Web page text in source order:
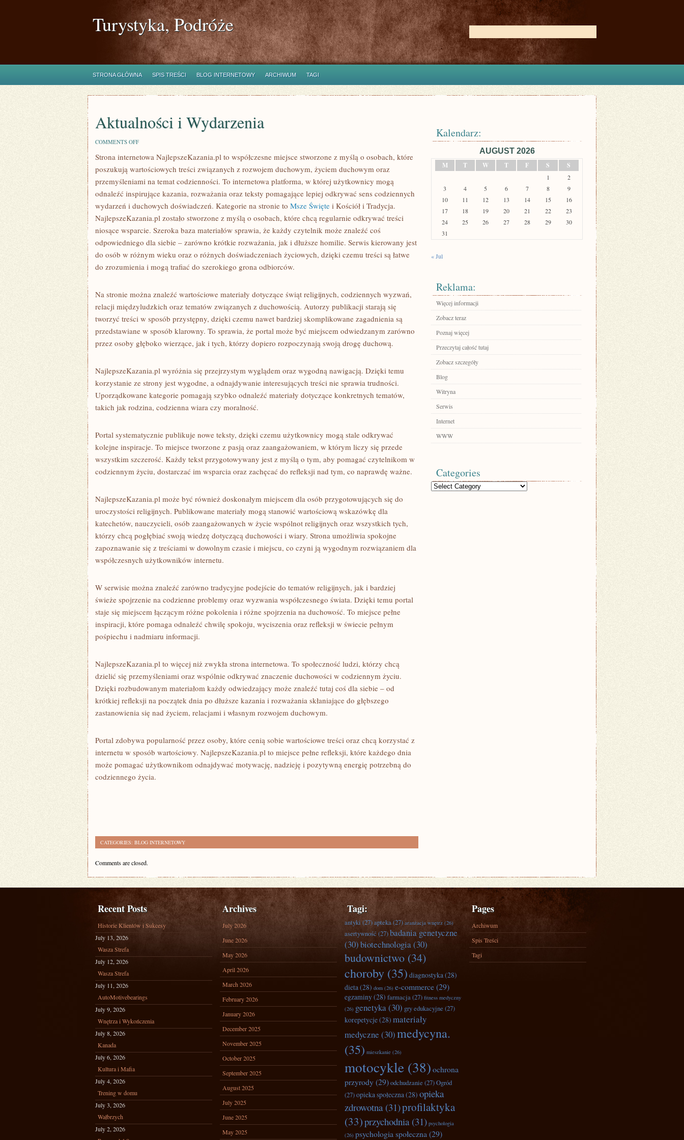
Turystyka, Podróże
STRONA GŁÓWNA SPIS TREŚCI BLOG INTERNETOWY ARCHIWUM TAGI
Aktualności i Wydarzenia
COMMENTS OFFON
I
WYDARZENIA
Strona internetowa NajlepszeKazania.pl to współczesne miejsce stworzone z myślą o osobach, które
poszukują wartościowych treści związanych z rozwojem duchowym, życiem duchowym oraz
przemyśleniami na temat codzienności. To internetowa platforma, w której użytkownicy mogą
odnaleźć inspirujące kazania, rozważania oraz teksty pomagające lepiej odkrywać sens codziennych
wydarzeń i duchowych doświadczeń. Kategorie na stronie to Msze Święte i Kościół i Tradycja.
NajlepszeKazania.pl zostało stworzone z myślą o osobach, które chcą regularnie odkrywać treści
niosące wsparcie. Szeroka baza materiałów sprawia, że każdy czytelnik może znaleźć coś
odpowiedniego dla siebie – zarówno krótkie rozważania, jak i dłuższe homilie. Serwis kierowany jest
do osób w różnym wieku oraz o różnych doświadczeniach życiowych, dzięki czemu treści są łatwe
do zrozumienia i mogą trafiać do szerokiego grona odbiorców.
Na stronie można znaleźć wartościowe materiały dotyczące świąt religijnych, codziennych wyzwań,
relacji międzyludzkich oraz tematów związanych z duchowością. Autorzy publikacji starają się
tworzyć treści w sposób przystępny, dzięki czemu nawet bardziej skomplikowane zagadnienia są
przedstawiane w sposób klarowny. To sprawia, że portal może być miejscem odwiedzanym zarówno
przez osoby głęboko wierzące, jak i tych, którzy dopiero rozpoczynają swoją drogę duchową.
NajlepszeKazania.pl wyróżnia się przejrzystym wyglądem oraz wygodną nawigacją. Dzięki temu
korzystanie ze strony jest wygodne, a odnajdywanie interesujących treści nie sprawia trudności.
Uporządkowane kategorie pomagają szybko odnaleźć materiały dotyczące konkretnych tematów,
takich jak rodzina, codzienna wiara czy moralność.
Portal systematycznie publikuje nowe teksty, dzięki czemu użytkownicy mogą stale odkrywać
kolejne inspiracje. To miejsce tworzone z pasją oraz zaangażowaniem, w którym liczy się przede
wszystkim szczerość. Każdy tekst przygotowywany jest z myślą o tym, aby pomagać czytelnikom w
codziennym życiu, dostarczać im wsparcia oraz zachęcać do refleksji nad tym, co naprawdę ważne.
NajlepszeKazania.pl może być również doskonałym miejscem dla osób przygotowujących się do
uroczystości religijnych. Publikowane materiały mogą stanowić wartościową wskazówkę dla
katechetów, nauczycieli, osób zaangażowanych w życie wspólnot religijnych oraz wszystkich tych,
którzy chcą pogłębiać swoją wiedzę dotyczącą duchowości i wiary. Strona umożliwia spokojne
zapoznawanie się z treściami w dowolnym czasie i miejscu, co czyni ją wygodnym rozwiązaniem dla
współczesnych użytkowników internetu.
W serwisie można znaleźć zarówno tradycyjne podejście do tematów religijnych, jak i bardziej
świeże spojrzenie na codzienne problemy oraz wyzwania współczesnego świata. Dzięki temu portal
staje się miejscem łączącym różne pokolenia i różne spojrzenia na duchowość. To miejsce pełne
inspiracji, które pomaga odnaleźć chwilę spokoju, wyciszenia oraz refleksji w świecie pełnym
pośpiechu i nadmiaru informacji.
NajlepszeKazania.pl to więcej niż zwykła strona internetowa. To społeczność ludzi, którzy chcą
dzielić się przemyśleniami oraz wspólnie odkrywać znaczenie duchowości w codziennym życiu.
Dzięki rozbudowanym materiałom każdy odwiedzający może znaleźć tutaj coś dla siebie – od
krótkiej refleksji na początek dnia po dłuższe kazania i rozważania skłaniające do głębszego
zastanowienia się nad życiem, relacjami i własnym rozwojem duchowym.
Portal zdobywa popularność przez osoby, które cenią sobie wartościowe treści oraz chcą korzystać z
internetu w sposób wartościowy. NajlepszeKazania.pl to miejsce pełne refleksji, które każdego dnia
może pomagać użytkownikom odnajdywać motywację, nadzieję i pozytywną energię potrzebną do
codziennego życia.
CATEGORIES: BLOG INTERNETOWY
Comments are closed.
Kalendarz:
AUGUST 2026
M
T W T F S S
1
2
3
4 5 6 7 8
9
10
11 12 13 14 15
16
17
18 19 20 21 22
23
24
25 26 27 28 29
30
31
« Jul
Reklama:
Więcej informacji
Zobacz teraz
Poznaj więcej
Przeczytaj całość tutaj
Zobacz szczegóły
Blog
Witryna
Serwis
Internet
WWW
Categories
Categories
Recent Posts
Historie Klientów i Sukcesy
July 13, 2026
Wasza Strefa
July 12, 2026
Wasza Strefa
July 11, 2026
AutoMotivebearings
July 9, 2026
Wnętrza i Wykończenia
July 8, 2026
Kanada
July 6, 2026
Kultura i Mafia
July 4, 2026
Trening w domu
July 3, 2026
Wałbrzych
July 2, 2026
Archives
July 2026
June 2026
May 2026
April 2026
March 2026
February 2026
January 2026
December 2025
November 2025
October 2025
September 2025
August 2025
July 2025
June 2025
May 2025
Tagi:
antyki(27)apteka(27) aranżacja wnętrz (26)
asertywność (27)badania genetyczne
(30)biotechnologia(30)
budownictwo (34)
choroby (35) diagnostyka(28)
dieta(28) dom (26) e-commerce(29)
egzaminy(28) farmacja(27) fitness medyczny
(26) genetyka(30) gry edukacyjne (27)
korepetycje(28) materiały
medyczne (30)medycyna.
(35) mieszkanie (26)
motocykle (38)ochrona
przyrody(29)odchudzanie (27)Ogród
(27)opieka społeczna(28) opieka
zdrowotna(31)profilaktyka
(33)przychodnia(31) psychologia
(26) psychologia społeczna (29)
Pages
Archiwum
Spis Treści
Tagi